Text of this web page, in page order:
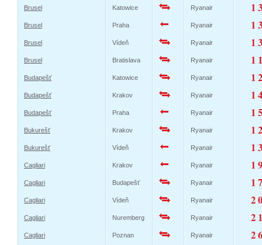
Brusel Katowice Ryanair 1
Brusel Praha Ryanair 1
Brusel Vídeň Ryanair 1
Brusel Bratislava Ryanair 1
Budapešť Katowice Ryanair 1
Budapešť Krakov Ryanair 1
Budapešť Praha Ryanair 1
Bukurešť Krakov Ryanair 1
Bukurešť Vídeň Ryanair 1
Cagliari Krakov Ryanair 1
Cagliari Budapešť Ryanair 1
Cagliari Vídeň Ryanair 2
Cagliari Nuremberg Ryanair 2
Cagliari Poznan Ryanair 2